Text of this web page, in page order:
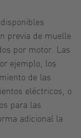
previa de muelle
por motor. Las
ejemplo, los
de las
eléctricos, o
para las
adicional la